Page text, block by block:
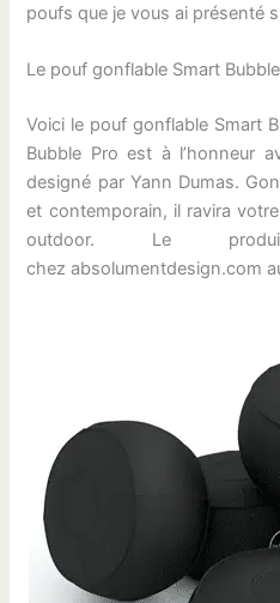
poufs que je vous ai présenté
Le pouf gonflable Smart Bubble
Voici le pouf gonflable Smart
Bubble Pro est à l’honneur
designé par Yann Dumas.
et contemporain, il ravira
outdoor. Le
chez absolumentdesign.com